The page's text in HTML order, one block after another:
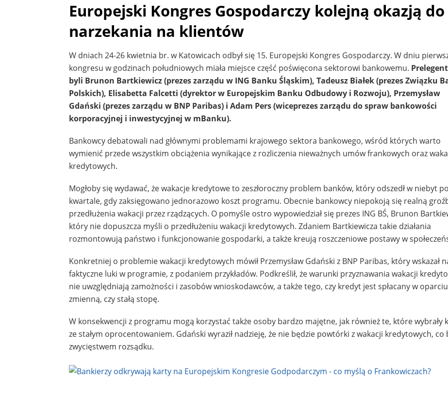
Europejski Kongres Gospodarczy kolejną okazją do
narzekania na klientów
W dniach 24-26 kwietnia br. w Katowicach odbył się 15. Europejski Kongres Gospodarczy. W dniu
kongresu w godzinach południowych miała miejsce część poświęcona sektorowi bankowemu.
byli Brunon Bartkiewicz (prezes zarządu w ING Banku Śląskim), Tadeusz Białek (prezes Związku
Polskich), Elisabetta Falcetti (dyrektor w Europejskim Banku Odbudowy i Rozwoju), Przemysław
Gdański (prezes zarządu w BNP Paribas) i Adam Pers (wiceprezes zarządu do spraw bankowości
korporacyjnej i inwestycyjnej w mBanku).
Bankowcy debatowali nad głównymi problemami krajowego sektora bankowego, wśród których warto
wymienić przede wszystkim obciążenia wynikające z rozliczenia nieważnych umów frankowych oraz
kredytowych.
Mogłoby się wydawać, że wakacje kredytowe to zeszłoroczny problem banków, który odszedł w niebyt
kwartale, gdy zaksięgowano jednorazowo koszt programu. Obecnie bankowcy niepokoją się realną
przedłużenia wakacji przez rządzących. O pomyśle ostro wypowiedział się prezes ING BŚ, Brunon
który nie dopuszcza myśli o przedłużeniu wakacji kredytowych. Zdaniem Bartkiewicza takie działania
rozmontowują państwo i funkcjonowanie gospodarki, a także kreują roszczeniowe postawy w
Konkretniej o problemie wakacji kredytowych mówił Przemysław Gdański z BNP Paribas, który wskazał
faktyczne luki w programie, z podaniem przykładów. Podkreślił, że warunki przyznawania wakacji
nie uwzględniają zamożności i zasobów wnioskodawców, a także tego, czy kredyt jest spłacany w
zmienną, czy stałą stopę.
W konsekwencji z programu mogą korzystać także osoby bardzo majętne, jak również te, które wybrały
ze stałym oprocentowaniem. Gdański wyraził nadzieję, że nie będzie powtórki z wakacji kredytowych, co
zwycięstwem rozsądku.